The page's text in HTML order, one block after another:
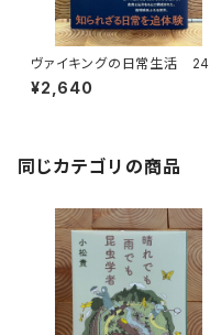
ヴァイキングの日常生活 24
仕事と生活でたどる1日
¥2,640
同じカテゴリの商品